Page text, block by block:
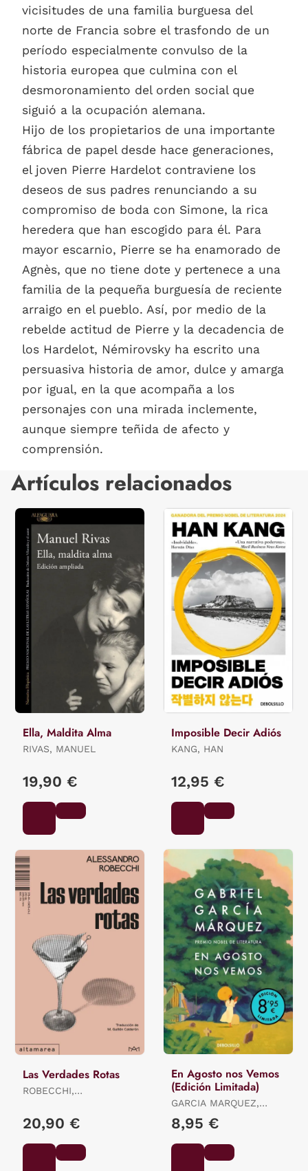
vicisitudes de una familia burguesa del
norte de Francia sobre el trasfondo de un
período especialmente convulso de la
historia europea que culmina con el
desmoronamiento del orden social que
siguió a la ocupación alemana.
Hijo de los propietarios de una importante
fábrica de papel desde hace generaciones,
el joven Pierre Hardelot contraviene los
deseos de sus padres renunciando a su
compromiso de boda con Simone, la rica
heredera que han escogido para él. Para
mayor escarnio, Pierre se ha enamorado de
Agnès, que no tiene dote y pertenece a una
familia de la pequeña burguesía de reciente
arraigo en el pueblo. Así, por medio de la
rebelde actitud de Pierre y la decadencia de
los Hardelot, Némirovsky ha escrito una
persuasiva historia de amor, dulce y amarga
por igual, en la que acompaña a los
personajes con una mirada inclemente,
aunque siempre teñida de afecto y
comprensión.
Artículos relacionados
Ella, Maldita Alma
RIVAS, MANUEL
19,90 €
Imposible Decir Adiós
KANG, HAN
12,95 €
Las Verdades Rotas
ROBECCHI,
20,90 €
En Agosto nos Vemos
(Edición Limitada)
GARCIA MARQUEZ,
8,95 €